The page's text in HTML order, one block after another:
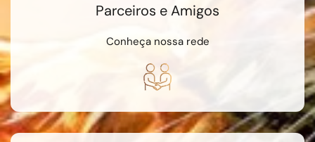
Parceiros e Amigos
Conheça nossa rede